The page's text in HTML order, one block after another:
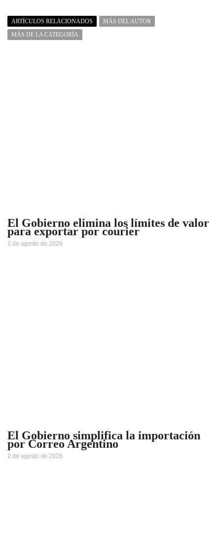
ARTÍCULOS RELACIONADOS
MÁS DEL AUTOR
MÁS DE LA CATEGORÍA
El Gobierno elimina los límites de valor
para exportar por courier
2 de agosto de 2026
El Gobierno simplifica la importación
por Correo Argentino
2 de agosto de 2026